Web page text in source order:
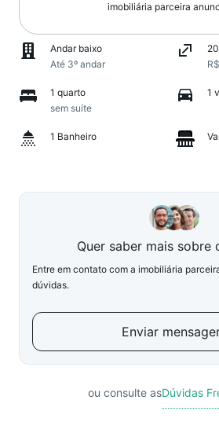
imobiliária parceira
Andar baixo
Até 3º andar
1 quarto
sem suíte
1
1 Banheiro
Quer saber mais sobre
Entre em contato com a imobiliária
dúvidas.
Enviar
ou consulte asDúvidas